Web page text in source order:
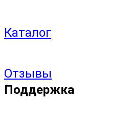
Каталог
Отзывы
Поддержка